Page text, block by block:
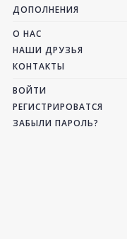
ДОПОЛНЕНИЯ
О НАС
НАШИ ДРУЗЬЯ
КОНТАКТЫ
ВОЙТИ
РЕГИСТРИРОВАТСЯ
ЗАБЫЛИ ПАРОЛЬ?